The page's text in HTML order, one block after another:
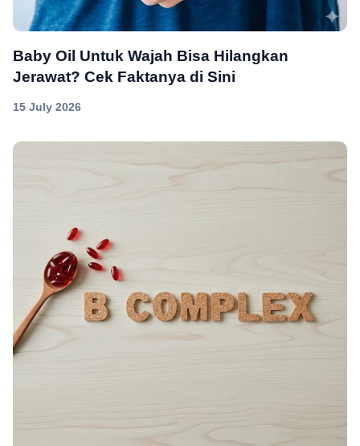
Baby Oil Untuk Wajah Bisa Hilangkan
Jerawat? Cek Faktanya di Sini
15 July 2026